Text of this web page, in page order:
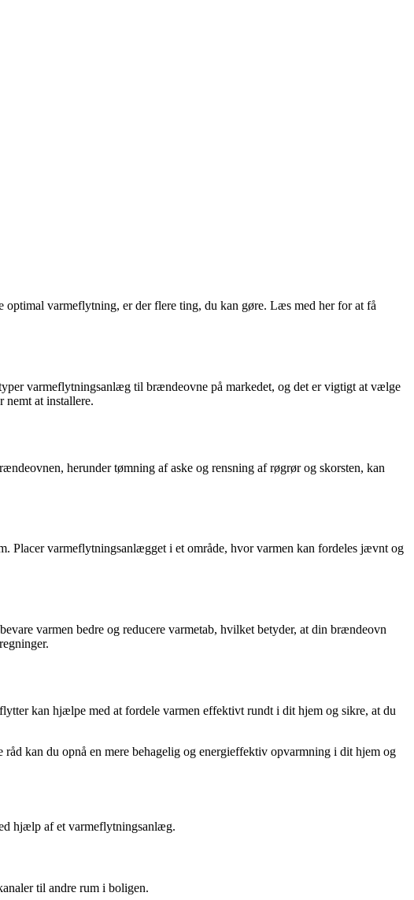
varmeflytning, er der flere ting, du kan gøre. Læs med her for at få
varmeflytningsanlæg til brændeovne på markedet, og det er vigtigt at vælge
at installere.
herunder tømning af aske og rensning af røgrør og skorsten, kan
Placer varmeflytningsanlægget i et område, hvor varmen kan fordeles jævnt og
varmen bedre og reducere varmetab, hvilket betyder, at din brændeovn
kan hjælpe med at fordele varmen effektivt rundt i dit hjem og sikre, at du
kan du opnå en mere behagelig og energieffektiv opvarmning i dit hjem og
hjælp af et varmeflytningsanlæg.
til andre rum i boligen.